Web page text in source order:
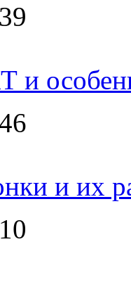
и
и их